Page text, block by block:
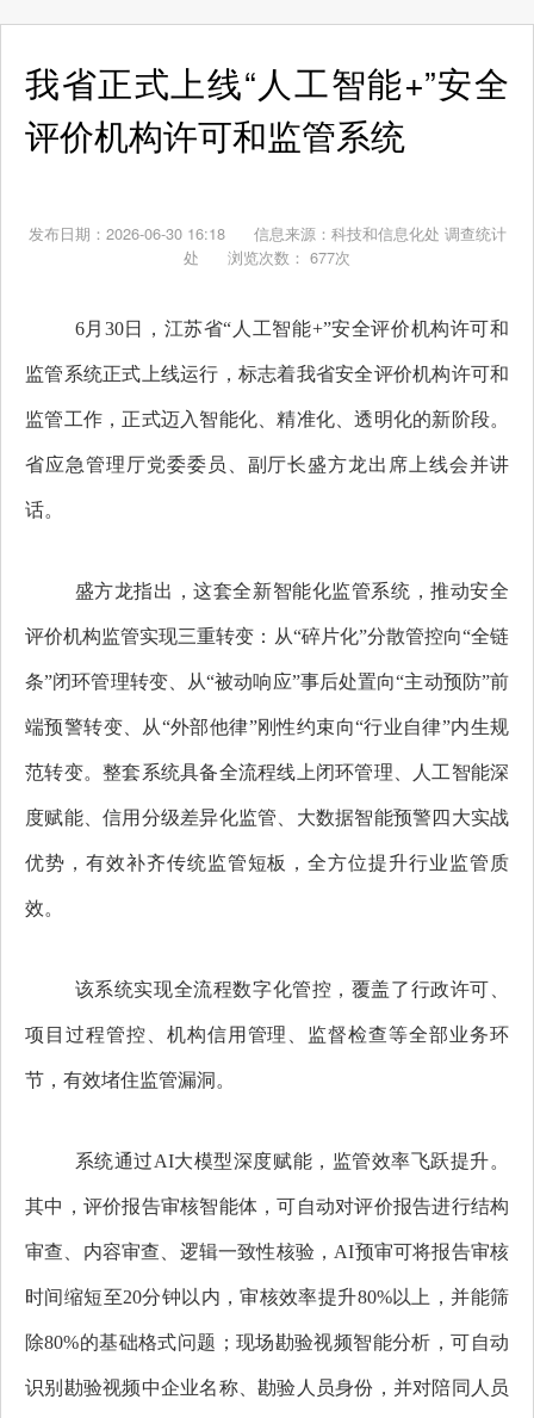
我省正式上线“人工智能+”安全
评价机构许可和监管系统
发布日期：2026-06-30 16:18 信息来源： 科技和信息化处 调查统计
处
浏览次数： 677次
6月30日，江苏省“人工智能+”安全评价机构许可和
监管系统正式上线运行，标志着我省安全评价机构许可和
监管工作，正式迈入智能化、精准化、透明化的新阶段。
省应急管理厅党委委员、副厅长盛方龙出席上线会并讲
话。
盛方龙指出，这套全新智能化监管系统，推动安全
评价机构监管实现三重转变：从“碎片化”分散管控向“全链
条”闭环管理转变、从“被动响应”事后处置向“主动预防”前
端预警转变、从“外部他律”刚性约束向“行业自律”内生规
范转变。整套系统具备全流程线上闭环管理、人工智能深
度赋能、信用分级差异化监管、大数据智能预警四大实战
优势，有效补齐传统监管短板，全方位提升行业监管质
效。
该系统实现全流程数字化管控，覆盖了行政许可、
项目过程管控、机构信用管理、监督检查等全部业务环
节，有效堵住监管漏洞。
系统通过AI大模型深度赋能，监管效率飞跃提升。
其中，评价报告审核智能体，可自动对评价报告进行结构
审查、内容审查、逻辑一致性核验，AI预审可将报告审核
时间缩短至20分钟以内，审核效率提升80%以上，并能筛
除80%的基础格式问题；现场勘验视频智能分析，可自动
识别勘验视频中企业名称、勘验人员身份，并对陪同人员